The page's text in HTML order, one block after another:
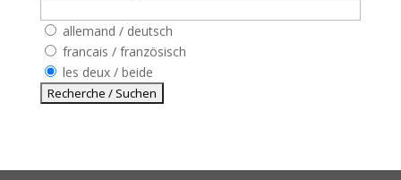
allemand / deutsch
francais / französisch
les deux / beide